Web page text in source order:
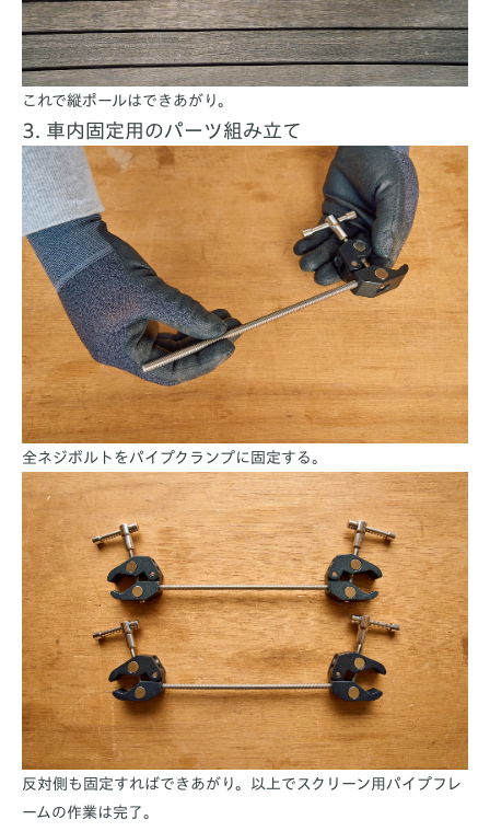
これで縦ポールはできあがり。
3. 車内固定用のパーツ組み立て
全ネジボルトをパイプクランプに固定する。
反対側も固定すればできあがり。以上でスクリーン用パイプフレ
ームの作業は完了。